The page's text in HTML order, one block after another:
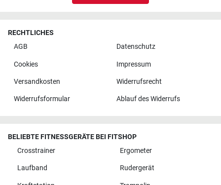
RECHTLICHES
AGB
Datenschutz
Cookies Impressum
Versandkosten Widerrufsrecht
Widerrufsformular Ablauf des Widerrufs
BELIEBTE FITNESSGERÄTE BEI FITSHOP
Crosstrainer
Ergometer
Laufband Rudergerät